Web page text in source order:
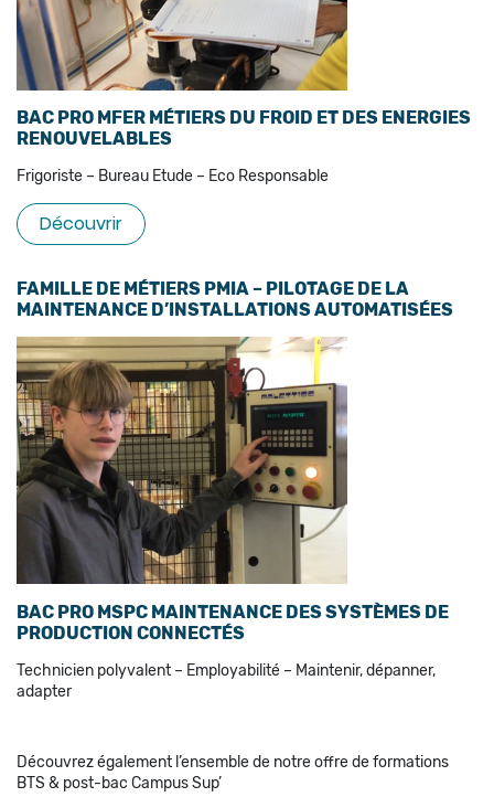
BAC PRO MFER MÉTIERS DU FROID ET DES ENERGIES
RENOUVELABLES
Frigoriste – Bureau Etude – Eco Responsable
Découvrir
FAMILLE DE MÉTIERS PMIA – PILOTAGE DE LA
MAINTENANCE D’INSTALLATIONS AUTOMATISÉES
BAC PRO MSPC MAINTENANCE DES SYSTÈMES DE
PRODUCTION CONNECTÉS
Technicien polyvalent – Employabilité – Maintenir, dépanner,
adapter
Découvrez également l’ensemble de notre offre de formations
BTS & post-bac Campus Sup’